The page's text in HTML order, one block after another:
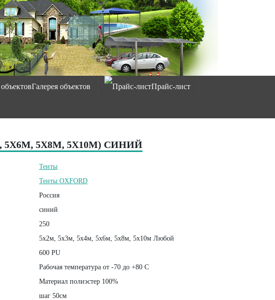
Галерея объектов Прайс-лист
5Х6М, 5Х8М, 5Х10М) СИНИЙ
Тенты
Тенты OXFORD
Россия
синий
250
5х2м, 5х3м, 5х4м, 5х6м, 5х8м, 5х10м Любой
600 PU
Рабочая температура от -70 до +80 С
Материал полиэстер 100%
шаг 50см